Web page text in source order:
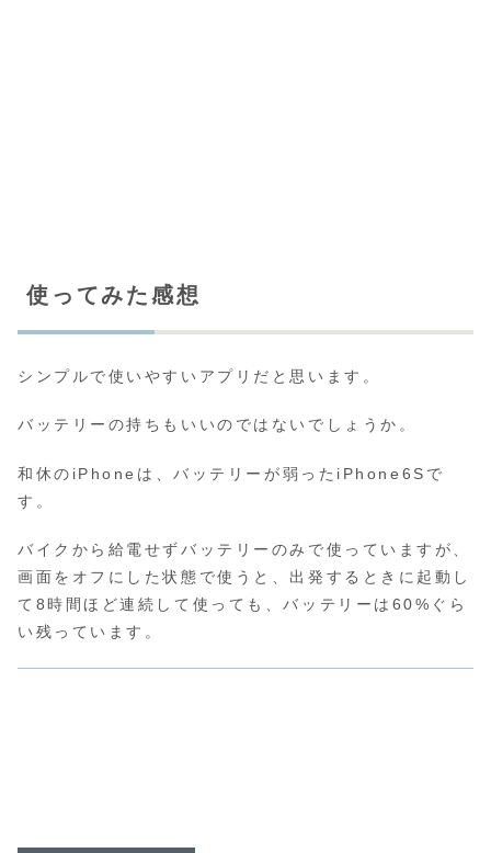
使ってみた感想
シンプルで使いやすいアプリだと思います。
バッテリーの持ちもいいのではないでしょうか。
和休のiPhoneは、バッテリーが弱ったiPhone6Sで
す。
バイクから給電せずバッテリーのみで使っていますが、
画面をオフにした状態で使うと、出発するときに起動し
て8時間ほど連続して使っても、バッテリーは60%ぐら
い残っています。